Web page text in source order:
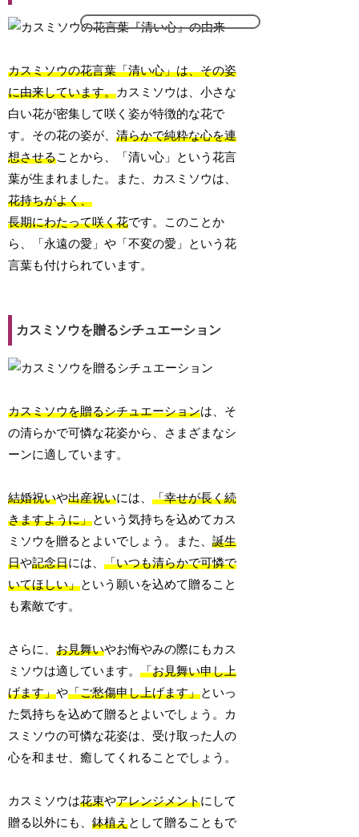
カスミソウの花言葉「清い心」は、その姿
に由来しています。カスミソウは、小さな
白い花が密集して咲く姿が特徴的な花で
す。その花の姿が、清らかで純粋な心を連
想させることから、「清い心」という花言
葉が生まれました。また、カスミソウは、
花持ちがよく、
長期にわたって咲く花です。このことか
ら、「永遠の愛」や「不変の愛」という花
言葉も付けられています。
カスミソウを贈るシチュエーション
カスミソウを贈るシチュエーションは、そ
の清らかで可憐な花姿から、さまざまなシ
ーンに適しています。
結婚祝いや出産祝いには、「幸せが長く続
きますように」という気持ちを込めてカス
ミソウを贈るとよいでしょう。また、誕生
日や記念日には、「いつも清らかで可憐で
いてほしい」という願いを込めて贈ること
も素敵です。
さらに、お見舞いやお悔やみの際にもカス
ミソウは適しています。「お見舞い申し上
げます」や「ご愁傷申し上げます」といっ
た気持ちを込めて贈るとよいでしょう。カ
スミソウの可憐な花姿は、受け取った人の
心を和ませ、癒してくれることでしょう。
カスミソウは花束やアレンジメントにして
贈る以外にも、鉢植えとして贈ることもで